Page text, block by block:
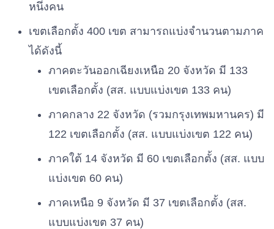
หนึ่งคน
เขตเลือกตั้ง 400 เขต สามารถแบ่งจำนวนตามภาค
ได้ดังนี้
ภาคตะวันออกเฉียงเหนือ 20 จังหวัด มี 133
เขตเลือกตั้ง (สส. แบบแบ่งเขต 133 คน)
ภาคกลาง 22 จังหวัด (รวมกรุงเทพมหานคร) มี
122 เขตเลือกตั้ง (สส. แบบแบ่งเขต 122 คน)
ภาคใต้ 14 จังหวัด มี 60 เขตเลือกตั้ง (สส. แบบ
แบ่งเขต 60 คน)
ภาคเหนือ 9 จังหวัด มี 37 เขตเลือกตั้ง (สส.
แบบแบ่งเขต 37 คน)